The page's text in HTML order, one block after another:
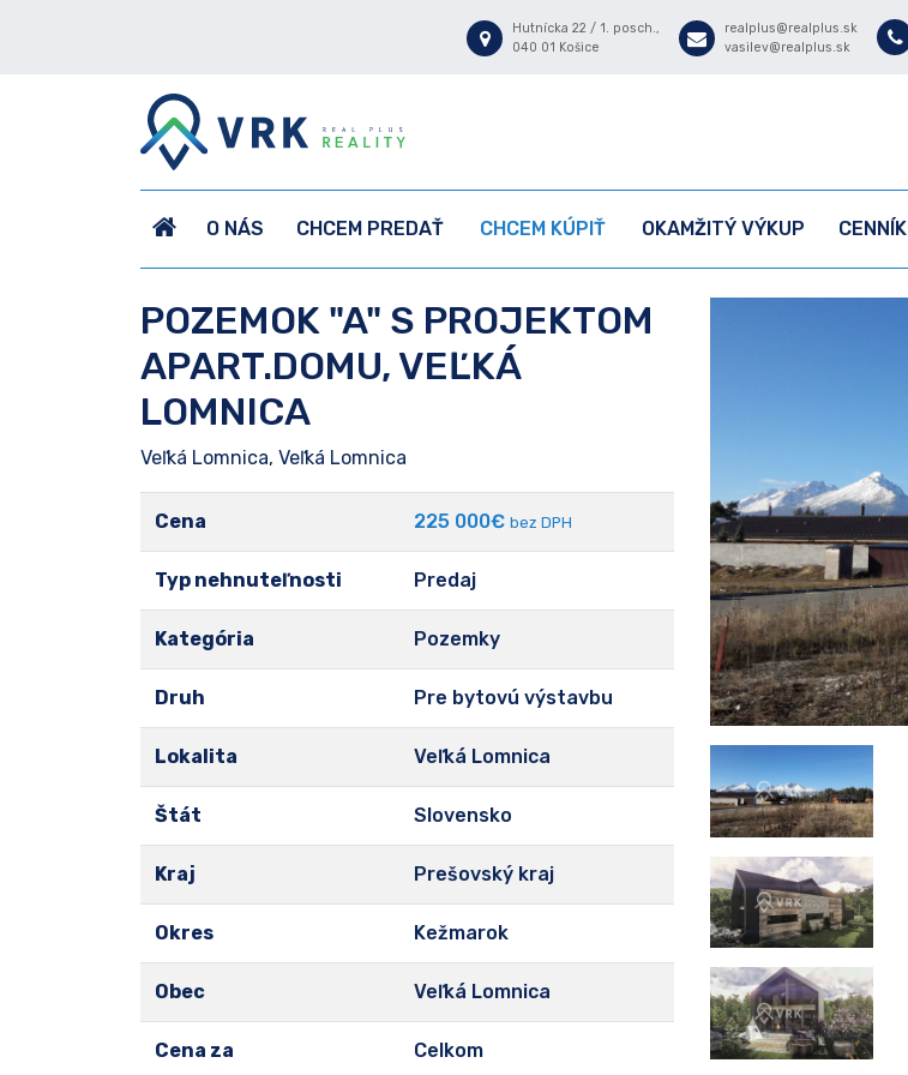
realplus@realplus.sk
vasilev@realplus.sk
Hutnícka 22 / 1. posch.,
040 01 Košice
O NÁS CHCEM PREDAŤ CHCEM KÚPIŤ OKAMŽITÝ VÝKUP CENNÍK
Cena 225 000€ bez DPH
Typ nehnuteľnosti Predaj
Kategória Pozemky
Druh Pre bytovú výstavbu
Lokalita Veľká Lomnica
Štát Slovensko
Kraj Prešovský kraj
Okres Kežmarok
Obec Veľká Lomnica
Cena za Celkom
POZEMOK "A" S PROJEKTOM
APART.DOMU, VEĽKÁ
LOMNICA
Veľká Lomnica, Veľká Lomnica